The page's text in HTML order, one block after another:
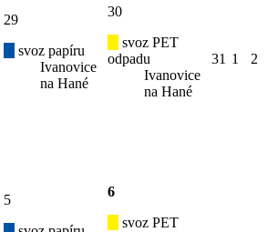
29
svoz papíru
Ivanovice
na Hané
30
svoz PET
odpadu
Ivanovice
na Hané
31 1 2
5
6
svoz PET